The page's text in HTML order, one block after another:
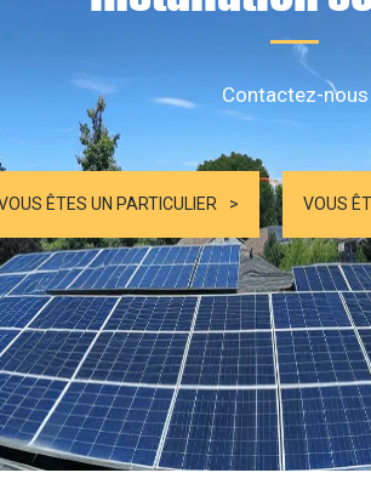
Contactez-nous
ÊTES UN PARTICULIER VOUS